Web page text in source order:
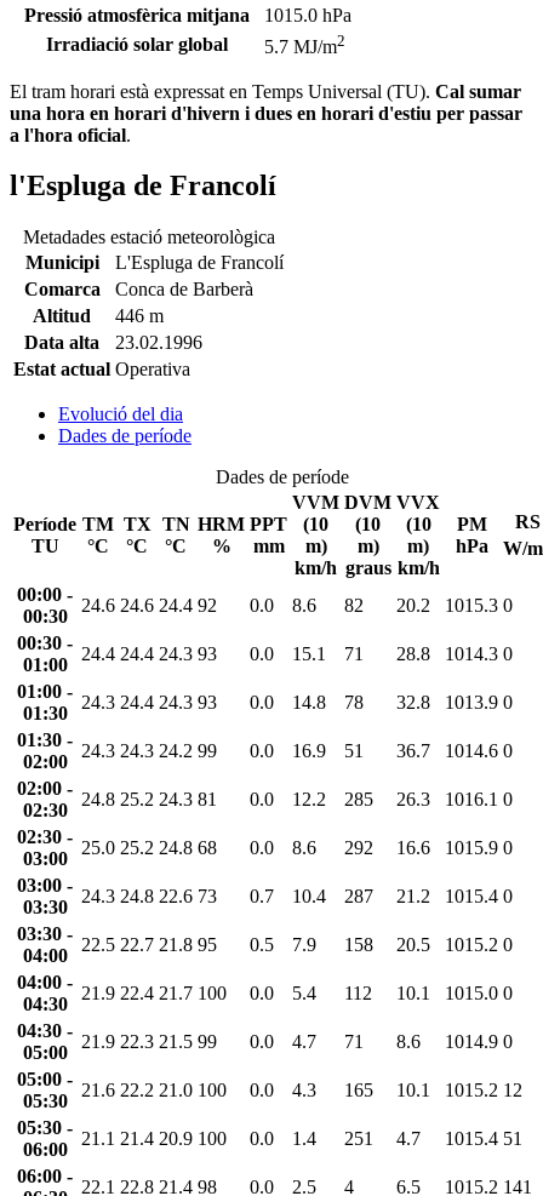
Pressió atmosfèrica mitjana
1015.0 hPa
Irradiació solar global
5.7 MJ/m2
El tram horari està expressat en Temps Universal (TU). Cal sumar
una hora en horari d'hivern i dues en horari d'estiu per passar
a l'hora oficial.
l'Espluga de Francolí
Metadades estació meteorològica
Municipi
L'Espluga de Francolí
Comarca
Conca de Barberà
Altitud
446 m
Data alta
23.02.1996
Estat actual Operativa
Evolució del dia
Dades de període
Dades de període
Període
TU
TM
°C
TX
°C
TN
°C
HRM
%
PPT
mm
VVM
(10
m)
km/h
DVM
(10
m)
graus
VVX
(10
m)
km/h
PM
hPa
RS
W/m
00:00 -
00:30
24.6 24.6 24.4 92 0.0 8.6 82 20.2 1015.3 0
00:30 -
01:00
24.4 24.4 24.3 93 0.0 15.1 71 28.8 1014.3 0
01:00 -
01:30
24.3 24.4 24.3 93 0.0 14.8 78 32.8 1013.9 0
01:30 -
02:00
24.3 24.3 24.2 99 0.0 16.9 51 36.7 1014.6 0
02:00 -
02:30
24.8 25.2 24.3 81 0.0 12.2 285 26.3 1016.1 0
02:30 -
03:00
25.0 25.2 24.8 68 0.0 8.6 292 16.6 1015.9 0
03:00 -
03:30
24.3 24.8 22.6 73 0.7 10.4 287 21.2 1015.4 0
03:30 -
04:00
22.5 22.7 21.8 95 0.5 7.9 158 20.5 1015.2 0
04:00 -
04:30
21.9 22.4 21.7 100 0.0 5.4 112 10.1 1015.0 0
04:30 -
05:00
21.9 22.3 21.5 99 0.0 4.7 71 8.6 1014.9 0
05:00 -
05:30
21.6 22.2 21.0 100 0.0 4.3 165 10.1 1015.2 12
05:30 -
06:00
21.1 21.4 20.9 100 0.0 1.4 251 4.7 1015.4 51
06:00 -
22.1 22.8 21.4 98 0.0 2.5 4 6.5 1015.2 141